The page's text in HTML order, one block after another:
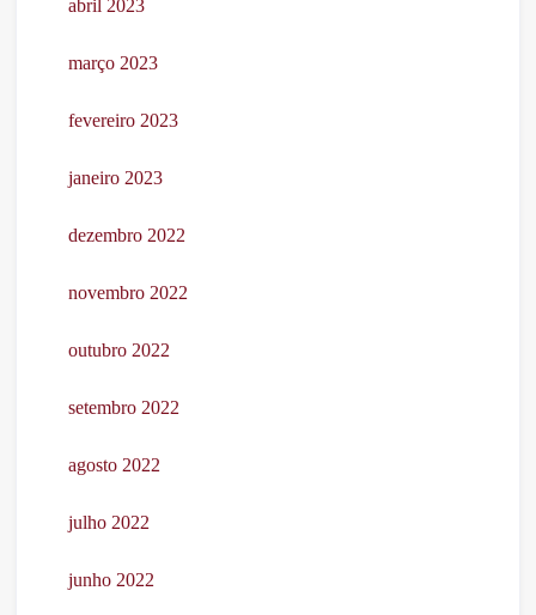
abril 2023
março 2023
fevereiro 2023
janeiro 2023
dezembro 2022
novembro 2022
outubro 2022
setembro 2022
agosto 2022
julho 2022
junho 2022